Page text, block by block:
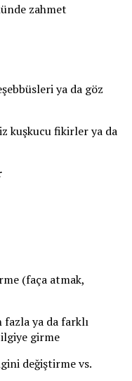
zahmet
ya da göz
kuşkucu fikirler ya da
(faça atmak,
ya da farklı
girme
değiştirme vs.